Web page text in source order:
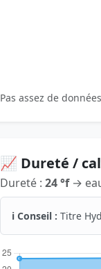
Pas assez de
📈 Dureté /
Dureté : 24 °f→
ℹ️ Conseil : Titre